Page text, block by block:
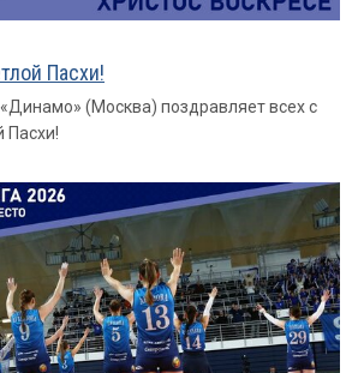
Пасхи!
(Москва) поздравляет всех с
Пасхи!